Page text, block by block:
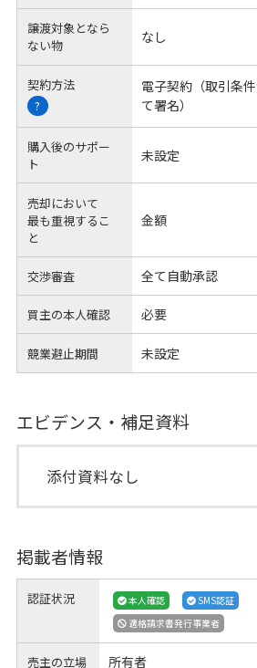
譲渡対象となら
ない物
なし
契約方法
?
電子契約（取引条
て署名）
購入後のサポー
ト
未設定
売却において
最も重視するこ
と
金額
交渉審査 全て自動承認
買主の本人確認 必要
競業避止期間 未設定
エビデンス・補足資料
添付資料なし
掲載者情報
認証状況 本人確認
SMS認証
適格請求書発行事業者
売主の立場 所有者